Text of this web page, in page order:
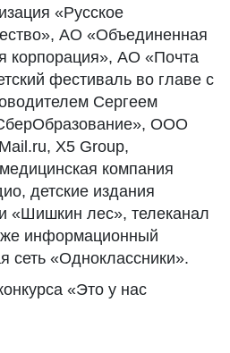
«Русское
АО «Объединенная
корпорация», АО «Почта
фестиваль во главе с
Сергеем
ООО
X5 Group,
компания
детские издания
«Шишкин лес», телеканал
информационный
сеть «Одноклассники».
«Это у нас